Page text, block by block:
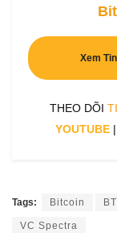
Xem
THEO DÕI
YOUTUBE |
Tags: Bitcoin
VC Spectra